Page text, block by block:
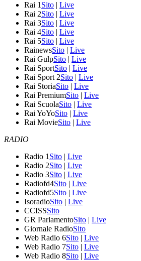
Rai 1 Sito | Live
Rai 2Sito | Live
Rai 3Sito | Live
Rai 4Sito | Live
Rai 5Sito | Live
RainewsSito | Live
Rai GulpSito | Live
Rai SportSito | Live
Rai Sport 2Sito | Live
Rai StoriaSito | Live
Rai PremiumSito | Live
Rai ScuolaSito | Live
Rai YoYoSito | Live
Rai MovieSito | Live
RADIO
Radio 1 Sito | Live
Radio 2Sito | Live
Radio 3Sito | Live
Radiofd4Sito | Live
Radiofd5Sito | Live
IsoradioSito | Live
CCISSSito
GR ParlamentoSito | Live
Giornale RadioSito
Web Radio 6Sito | Live
Web Radio 7Sito | Live
Web Radio 8Sito | Live